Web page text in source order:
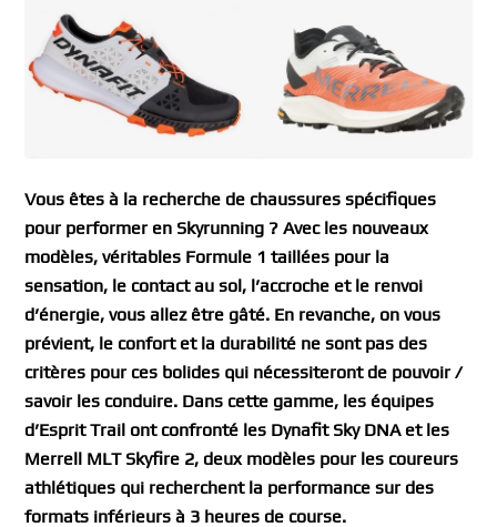
Vous êtes à la recherche de chaussures spécifiques
pour performer en Skyrunning ? Avec les nouveaux
modèles, véritables Formule 1 taillées pour la
sensation, le contact au sol, l’accroche et le renvoi
d’énergie, vous allez être gâté. En revanche, on vous
prévient, le confort et la durabilité ne sont pas des
critères pour ces bolides qui nécessiteront de pouvoir /
savoir les conduire. Dans cette gamme, les équipes
d’Esprit Trail ont confronté les Dynafit Sky DNA et les
Merrell MLT Skyfire 2, deux modèles pour les coureurs
athlétiques qui recherchent la performance sur des
formats inférieurs à 3 heures de course.